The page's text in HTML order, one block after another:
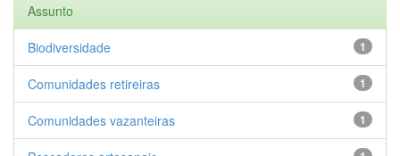
Assunto
1
Biodiversidade
1
Comunidades retireiras
1
Comunidades vazanteiras